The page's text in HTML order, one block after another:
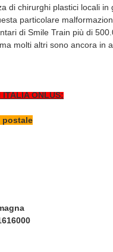
di chirurghi plastici locali in
particolare
di Smile Train più di
molti altri sono ancora in
ITALIA ONLUS:
postale